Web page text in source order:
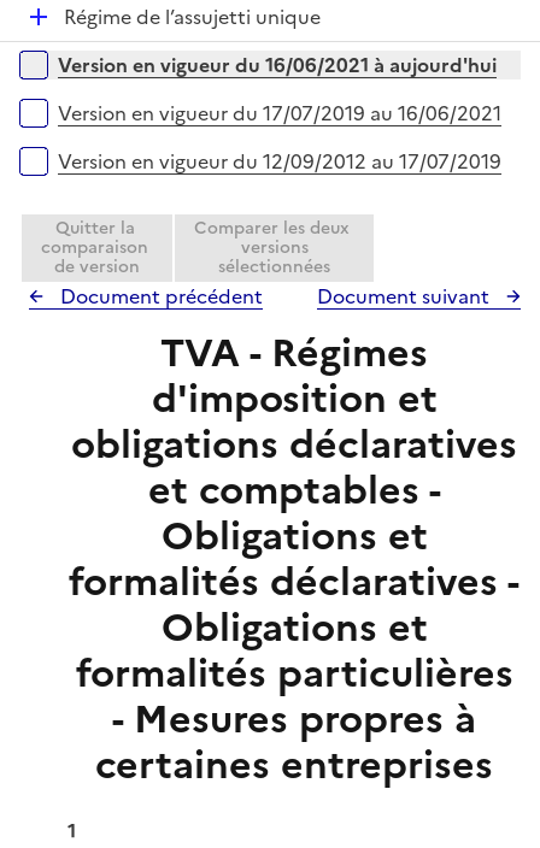
r
e
r
D
é
p
e
Régime de l’assujetti unique
Versions sur la période
Version en vigueur du 16/06/2021 à aujourd'hui
Version en vigueur du 17/07/2019 au 16/06/2021
Version en vigueur du 12/09/2012 au 17/07/2019
Quitter la
comparaison
de version
Comparer les deux
versions
sélectionnées
Document précédent Document suivant
TVA - Régimes
d'imposition et
obligations déclaratives
et comptables -
Obligations et
formalités déclaratives -
Obligations et
formalités particulières
- Mesures propres à
certaines entreprises
1